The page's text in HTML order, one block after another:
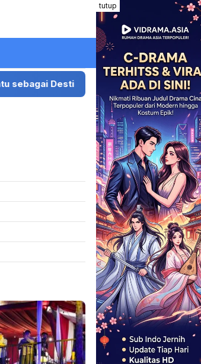
tutup
Festival Musik Nasional Presiden